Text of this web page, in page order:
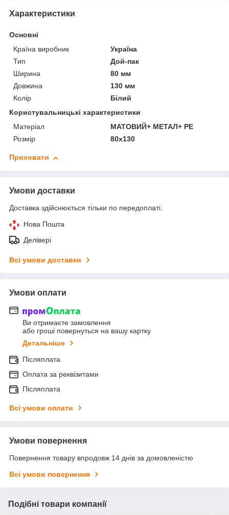
Характеристики
Основні
Країна виробник
Україна
Тип
Дой-пак
Ширина
80 мм
Довжина
130 мм
Колір
Білий
Користувальницькі характеристики
Матеріал
МАТОВИЙ+ МЕТАЛ+ PE
Розмір
80х130
Приховати
Умови доставки
Доставка здійснюється тільки по передоплаті.
Нова Пошта
Делівері
Всі умови доставки
Умови оплати
Ви отримаєте замовлення
або гроші повернуться на вашу картку
Детальніше
Післяплата
Оплата за реквізитами
Післяплата
Всі умови оплати
Умови повернення
Повернення товару впродовж 14 днів за домовленістю
Всі умови повернення
Подібні товари компанії